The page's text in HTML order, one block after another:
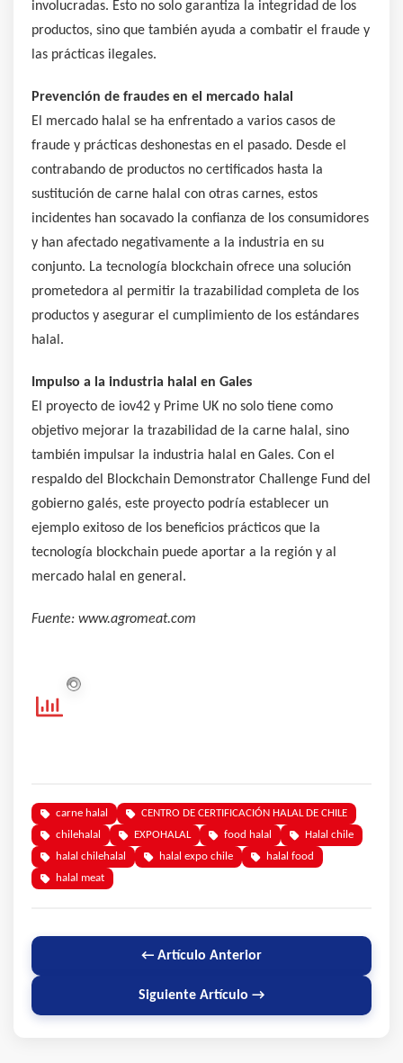
involucradas. Esto no solo garantiza la integridad de los
productos, sino que también ayuda a combatir el fraude y
las prácticas ilegales.
Prevención de fraudes en el mercado halal
El mercado halal se ha enfrentado a varios casos de
fraude y prácticas deshonestas en el pasado. Desde el
contrabando de productos no certificados hasta la
sustitución de carne halal con otras carnes, estos
incidentes han socavado la confianza de los consumidores
y han afectado negativamente a la industria en su
conjunto. La tecnología blockchain ofrece una solución
prometedora al permitir la trazabilidad completa de los
productos y asegurar el cumplimiento de los estándares
halal.
Impulso a la industria halal en Gales
El proyecto de iov42 y Prime UK no solo tiene como
objetivo mejorar la trazabilidad de la carne halal, sino
también impulsar la industria halal en Gales. Con el
respaldo del Blockchain Demonstrator Challenge Fund del
gobierno galés, este proyecto podría establecer un
ejemplo exitoso de los beneficios prácticos que la
tecnología blockchain puede aportar a la región y al
mercado halal en general.
Fuente: www.agromeat.com
carne halal
CENTRO DE CERTIFICACIÓN HALAL DE CHILE
chilehalal
EXPOHALAL food halal
Halal chile
halal chilehalal
halal expo chile
halal food
halal meat
← Artículo Anterior
Siguiente Artículo →